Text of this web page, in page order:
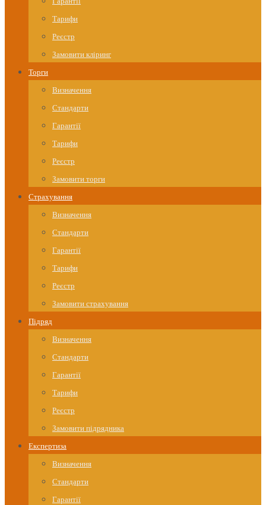
Тарифи
Реєстр
Замовити кліринг
Торги
Визначення
Стандарти
Гарантії
Тарифи
Реєстр
Замовити торги
Страхування
Визначення
Стандарти
Гарантії
Тарифи
Реєстр
Замовити страхування
Підряд
Визначення
Стандарти
Гарантії
Тарифи
Реєстр
Замовити підрядника
Експертиза
Визначення
Стандарти
Гарантії